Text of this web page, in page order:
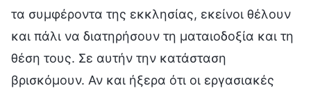
τα συμφέροντα της εκκλησίας, εκείνοι θέλουν
και πάλι να διατηρήσουν τη ματαιοδοξία και τη
θέση τους. Σε αυτήν την κατάσταση
βρισκόμουν. Αν και ήξερα ότι οι εργασιακές